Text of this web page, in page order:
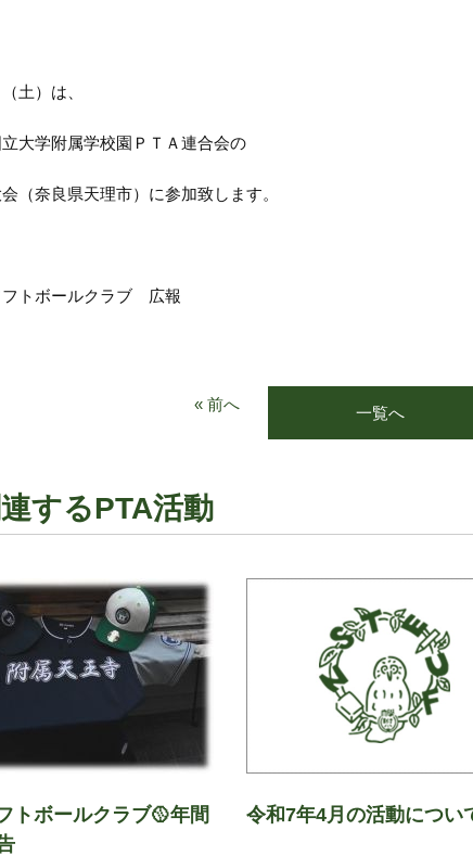
土）は、
大学附属学校園ＰＴＡ連合会の
（奈良県天理市）に参加致します。
フトボールクラブ 広報
« 前へ 一覧へ
するPTA活動
トボールクラブ🥎年間
令和7年4月の活動につい